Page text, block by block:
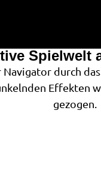
Spielwelt
Navigator durch
Effekten
gezogen.